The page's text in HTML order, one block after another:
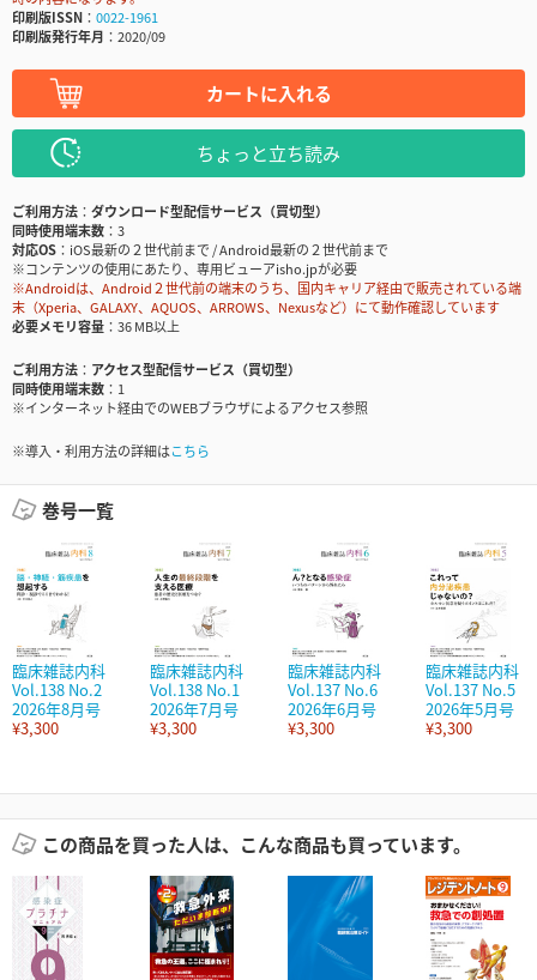
印刷版ISSN
0022-1961
印刷版発行年月
2020/09
カートに入れる
ちょっと立ち読み
ご利用方法
ダウンロード型配信サービス（買切型）
同時使用端末数
3
対応OS
iOS最新の２世代前まで / Android最新の２世代前まで
※コンテンツの使用にあたり、専用ビューアisho.jpが必要
※Androidは、Android２世代前の端末のうち、国内キャリア経由で販売されている端
末（Xperia、GALAXY、AQUOS、ARROWS、Nexusなど）にて動作確認しています
必要メモリ容量
36 MB以上
ご利用方法
アクセス型配信サービス（買切型）
同時使用端末数
1
※インターネット経由でのWEBブラウザによるアクセス参照
※導入・利用方法の詳細はこちら
巻号一覧
臨床雑誌内科
Vol.138 No.2
2026年8月号
¥3,300
臨床雑誌内科
Vol.138 No.1
2026年7月号
¥3,300
臨床雑誌内科
Vol.137 No.6
2026年6月号
¥3,300
臨床雑誌内科
Vol.137 No.5
2026年5月号
¥3,300
この商品を買った人は、こんな商品も買っています。